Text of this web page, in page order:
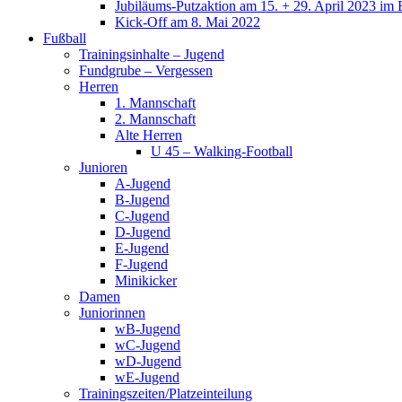
Jubiläums-Putzaktion am 15. + 29. April 2023 im
Kick-Off am 8. Mai 2022
Fußball
Trainingsinhalte – Jugend
Fundgrube – Vergessen
Herren
1. Mannschaft
2. Mannschaft
Alte Herren
U 45 – Walking-Football
Junioren
A-Jugend
B-Jugend
C-Jugend
D-Jugend
E-Jugend
F-Jugend
Minikicker
Damen
Juniorinnen
wB-Jugend
wC-Jugend
wD-Jugend
wE-Jugend
Trainingszeiten/Platzeinteilung